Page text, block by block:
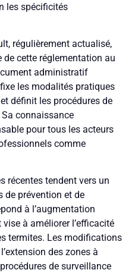
les spécificités
régulièrement actualisé,
de cette réglementation au
administratif
les modalités pratiques
définit les procédures de
connaissance
pour tous les acteurs
comme
récentes tendent vers un
de prévention et de
à l’augmentation
à améliorer l’efficacité
termites. Les modifications
des zones à
de surveillance